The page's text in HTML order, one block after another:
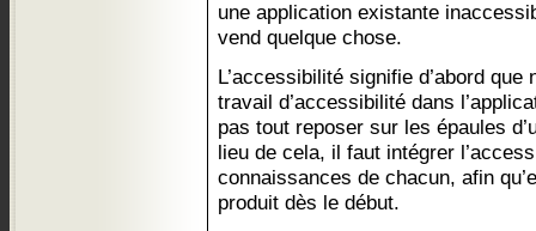
une application existante
vend quelque chose.
L’accessibilité signifie d’abord que
travail d’accessibilité dans
pas tout reposer sur les épaules
lieu de cela, il faut intégrer
connaissances de chacun, afin
produit dès le début.